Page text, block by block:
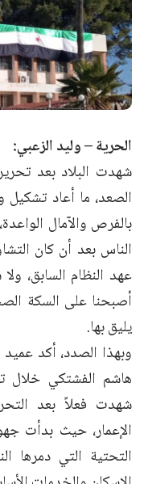
الحرية – وليد الزعبي:
شهدت البلاد بعد
الصعد، ما أعاد
بالفرص والآمال
الناس بعد أن كان
عهد النظام السابق،
أصبحنا على السكة
يليق بها.
وبهذا الصدد، أكد عميد
هاشم الفشتكي خلال
شهدت فعلاً بعد
الإعمار، حيث بدأت
التحتية التي دمرها